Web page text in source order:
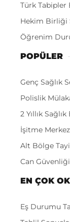
Türk Tabipler
Hekim Birliği
Öğrenim
POPÜLER
Genç Sağlık
Polislik
2 Yıllık
İşitme
Alt Bölge
Can
EN ÇOK
Eş Durumu